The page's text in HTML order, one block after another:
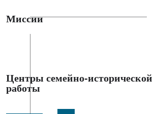
Миссии
Центры семейно-исторической
работы